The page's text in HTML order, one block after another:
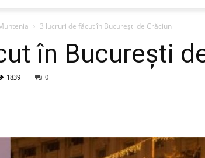
3 lucruri de făcut în București de Crăciun
în București
1839 0